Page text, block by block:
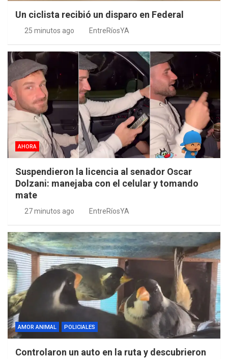
Un ciclista recibió un disparo en Federal
25 minutos ago EntreRíosYA
AHORA
Suspendieron la licencia al senador Oscar
Dolzani: manejaba con el celular y tomando
mate
27 minutos ago EntreRíosYA
AMOR ANIMAL POLICIALES
Controlaron un auto en la ruta y descubrieron